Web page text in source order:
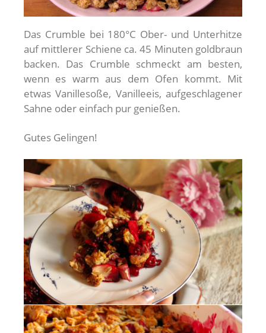
Das Crumble bei 180°C Ober- und Unterhitze
auf mittlerer Schiene ca. 45 Minuten goldbraun
backen. Das Crumble schmeckt am besten,
wenn es warm aus dem Ofen kommt. Mit
etwas Vanillesoße, Vanilleeis, aufgeschlagener
Sahne oder einfach pur genießen.
Gutes Gelingen!